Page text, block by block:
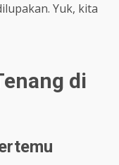
Yuk, kita
di